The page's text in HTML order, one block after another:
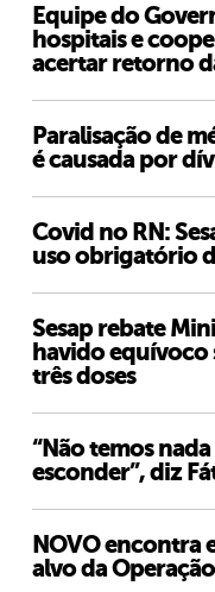
Equipe do
hospitais e
acertar retorno
Paralisação de
é causada por
Covid no RN:
uso obrigatório
Sesap rebate
havido equívoco
três doses
“Não temos
esconder”, diz
NOVO encontra
alvo da